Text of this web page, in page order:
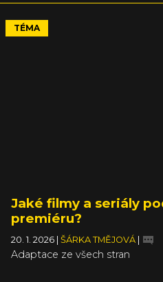
TÉMA
Jaké filmy a seriály
premiéru?
20. 1. 2026 ŠÁRKA TMĚJOVÁ
Adaptace ze všech stran